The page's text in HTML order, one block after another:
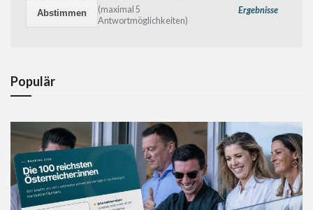
Ergebnisse
(maximal 5
Antwortmöglichkeiten)
Populär